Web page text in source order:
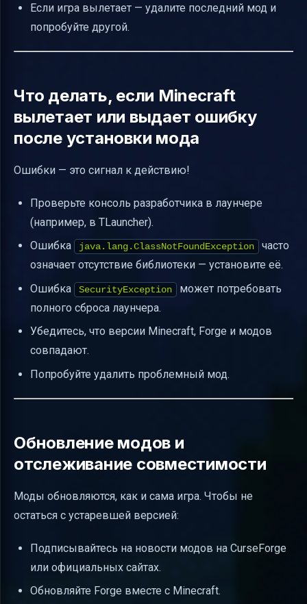
Если игра вылетает — удалите последний мод и
попробуйте другой.
Что делать, если Minecraft
вылетает или выдает ошибку
после установки мода
Ошибки — это сигнал к действию!
Проверьте консоль разработчика в лаунчере
(например, в TLauncher).
Ошибка
java.lang.ClassNotFoundException
часто
означает отсутствие библиотеки — установите её.
Ошибка
SecurityException
может потребовать
полного сброса лаунчера.
Убедитесь, что версии Minecraft, Forge и модов
совпадают.
Попробуйте удалить проблемный мод.
Обновление модов и
отслеживание совместимости
Моды обновляются, как и сама игра. Чтобы не
остаться с устаревшей версией:
Подписывайтесь на новости модов на CurseForge
или официальных сайтах.
Обновляйте Forge вместе с Minecraft.